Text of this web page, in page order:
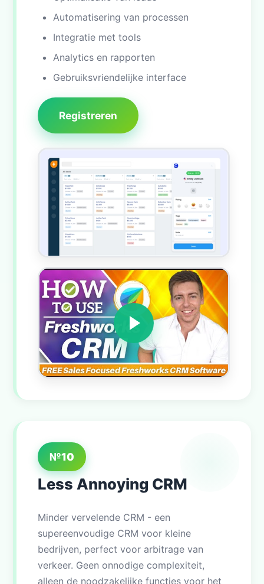
Automatisering van processen
Integratie met tools
Analytics en rapporten
Gebruiksvriendelijke interface
Registreren
№10
Less Annoying CRM
Minder vervelende CRM - een
supereenvoudige CRM voor kleine
bedrijven, perfect voor arbitrage van
verkeer. Geen onnodige complexiteit,
alleen de noodzakelijke functies voor het